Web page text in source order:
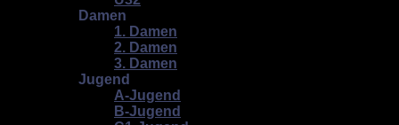
Damen
1. Damen
2. Damen
3. Damen
Jugend
A-Jugend
B-Jugend